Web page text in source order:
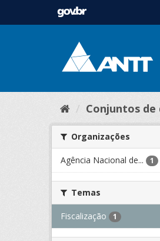
Conjuntos de
Organizações
Agência Nacional de... 1
Temas
Fiscalização 1